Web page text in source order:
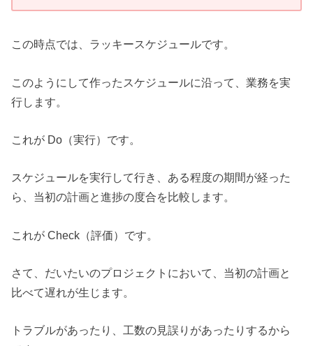
この時点では、ラッキースケジュールです。
このようにして作ったスケジュールに沿って、業務を実
行します。
これが Do（実行）です。
スケジュールを実行して行き、ある程度の期間が経った
ら、当初の計画と進捗の度合を比較します。
これが Check（評価）です。
さて、だいたいのプロジェクトにおいて、当初の計画と
比べて遅れが生じます。
トラブルがあったり、工数の見誤りがあったりするから